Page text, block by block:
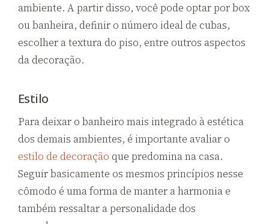
ambiente. A partir disso, você pode optar por box
ou banheira, definir o número ideal de cubas,
escolher a textura do piso, entre outros aspectos
da decoração.
Estilo
Para deixar o banheiro mais integrado à estética
dos demais ambientes, é importante avaliar o
estilo de decoração que predomina na casa.
Seguir basicamente os mesmos princípios nesse
cômodo é uma forma de manter a harmonia e
também ressaltar a personalidade dos